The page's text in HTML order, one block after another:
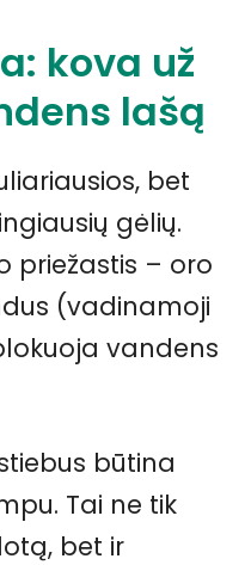
kova už
lašą
bet
gėlių.
priežastis – oro
(vadinamoji
vandens
būtina
Tai ne tik
bet ir